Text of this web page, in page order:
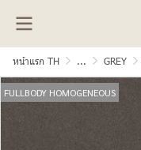
หน้าแรก TH ... GREY
FULLBODY HOMOGENEOUS